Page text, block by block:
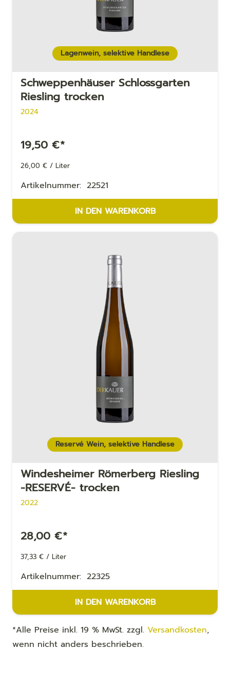
Lagenwein, selektive Handlese
Schweppenhäuser Schloss­gar­ten
Ries­ling trocken
2024
19,50 €*
26,00 € / Liter
Artikelnummer: 22521
IN DEN WARENKORB
Reservé Wein, selektive Handlese
Windesheimer Römerberg Riesling
-RESERVÉ- trocken
2022
28,00 €*
37,33 € / Liter
Artikelnummer: 22325
IN DEN WARENKORB
*Alle Preise inkl. 19 % MwSt. zzgl. Versandkosten,
wenn nicht anders beschrieben.